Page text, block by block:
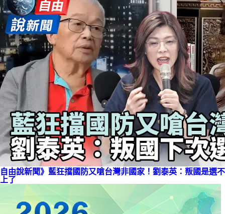
自由說新聞》藍狂擋國防又嗆台灣非國家！劉泰英：叛國是選不
上了